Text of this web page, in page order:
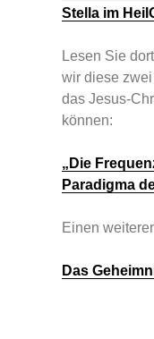
Stella im
Lesen Sie
wir diese
das Jesus-
können:
„Die
Paradigma
Einen
Das